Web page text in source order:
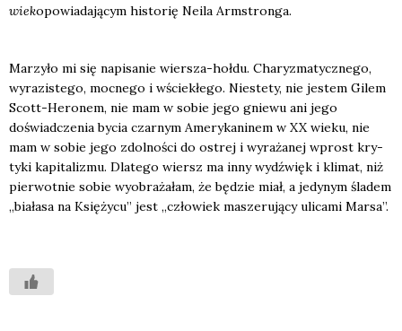
wiekopo­wia­da­ją­cym histo­rię Neila Arm­stron­ga.
Marzy­ło mi się napi­sa­nie wier­sza-hoł­du. Cha­ry­zma­tycz­ne­go,
wyra­zi­ste­go, moc­ne­go i wście­kłe­go. Nie­ste­ty, nie jestem Gilem
Scott-Hero­nem, nie mam w sobie jego gnie­wu ani jego
doświad­cze­nia bycia czar­nym Ame­ry­ka­ni­nem w XX wie­ku, nie
mam w sobie jego zdol­no­ści do ostrej i wyra­ża­nej wprost kry­
ty­ki kapi­ta­li­zmu. Dla­te­go wiersz ma inny wydźwięk i kli­mat, niż
pier­wot­nie sobie wyobra­ża­łam, że będzie miał, a jedy­nym śla­dem
„bia­ła­sa na Księ­ży­cu” jest „czło­wiek masze­ru­ją­cy uli­ca­mi Mar­sa”.